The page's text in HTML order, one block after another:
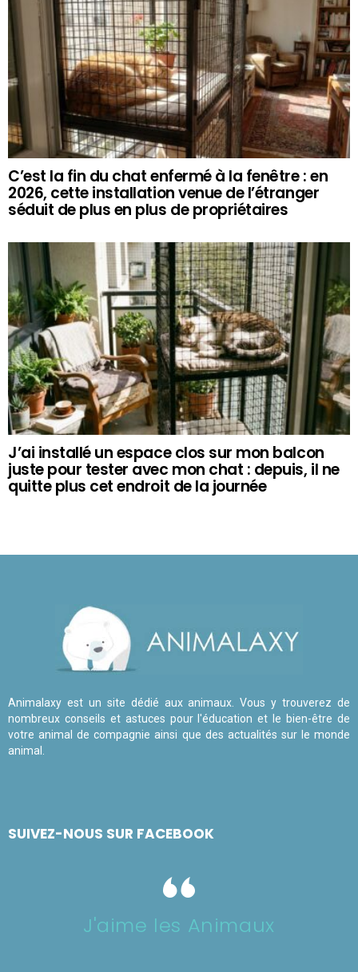
C’est la fin du chat enfermé à la fenêtre : en
2026, cette installation venue de l’étranger
séduit de plus en plus de propriétaires
J’ai installé un espace clos sur mon balcon
juste pour tester avec mon chat : depuis, il ne
quitte plus cet endroit de la journée
Animalaxy est un site dédié aux animaux. Vous y trouverez de
nombreux conseils et astuces pour l'éducation et le bien-être de
votre animal de compagnie ainsi que des actualités sur le monde
animal.
SUIVEZ-NOUS SUR FACEBOOK
J'aime les Animaux